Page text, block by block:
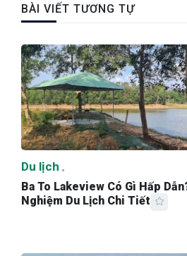
BÀI VIẾT TƯƠNG TỰ
Du lịch
Ba To Lakeview Có Gì Hấp
Nghiệm Du Lịch Chi Tiết